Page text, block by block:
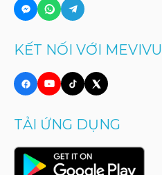
KẾT NỐI VỚI MEVIVU
TẢI ỨNG DỤNG